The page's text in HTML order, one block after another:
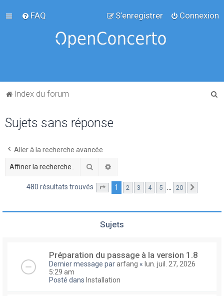
FAQ Connexion
S’enregistrer
Index du forum
Sujets sans réponse
Aller à la recherche avancée
Rechercher
480 résultats trouvés Page sur20
1 2 3 4 5 … 20
Sujets
Préparation du passage à la version 1.8
Dernier message pararfang « lun. juil. 27, 2026
5:29 am
Posté dans Installation